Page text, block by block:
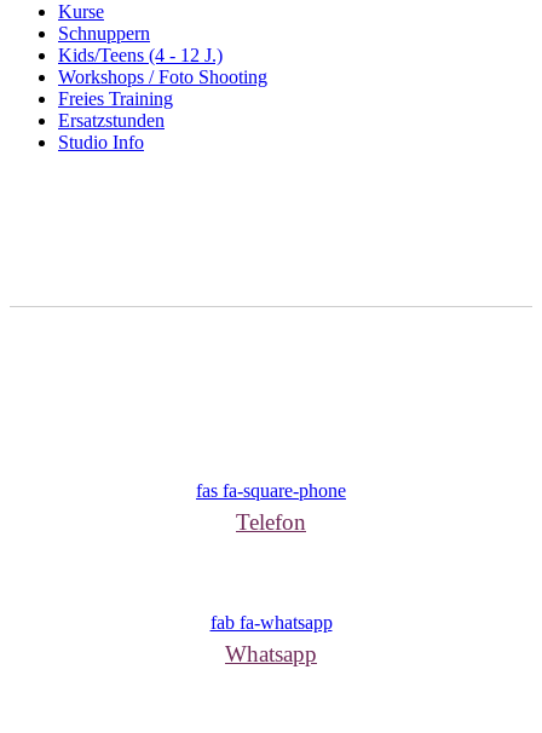
Kurse
Schnuppern
Kids/Teens (4 - 12 J.)
Workshops / Foto Shooting
Freies Training
Ersatzstunden
Studio Info
fas fa-square-phone
Telefon
fab fa-whatsapp
Whatsapp